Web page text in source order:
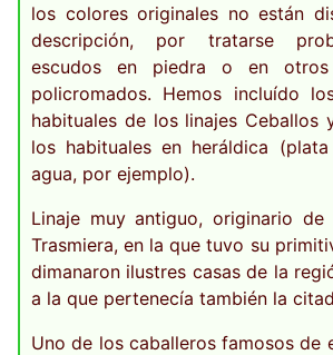
los colores originales no están
descripción, por tratarse
escudos en piedra o en otros
policromados. Hemos incluído
habituales de los linajes Ceballos
los habituales en heráldica
agua, por ejemplo).
Linaje muy antiguo, originario
Trasmiera, en la que tuvo su
dimanaron ilustres casas de la
a la que pertenecía también la
Uno de los caballeros famosos de